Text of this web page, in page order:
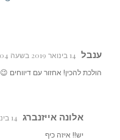
ענבל 14 בינואר 2019 בשעה 7:04
הולכת להכין! אחזור עם דיווחים 😉
אלונה אייזנברג 14 בינואר 2019 בשעה 7:08
יש!! איזה כיף